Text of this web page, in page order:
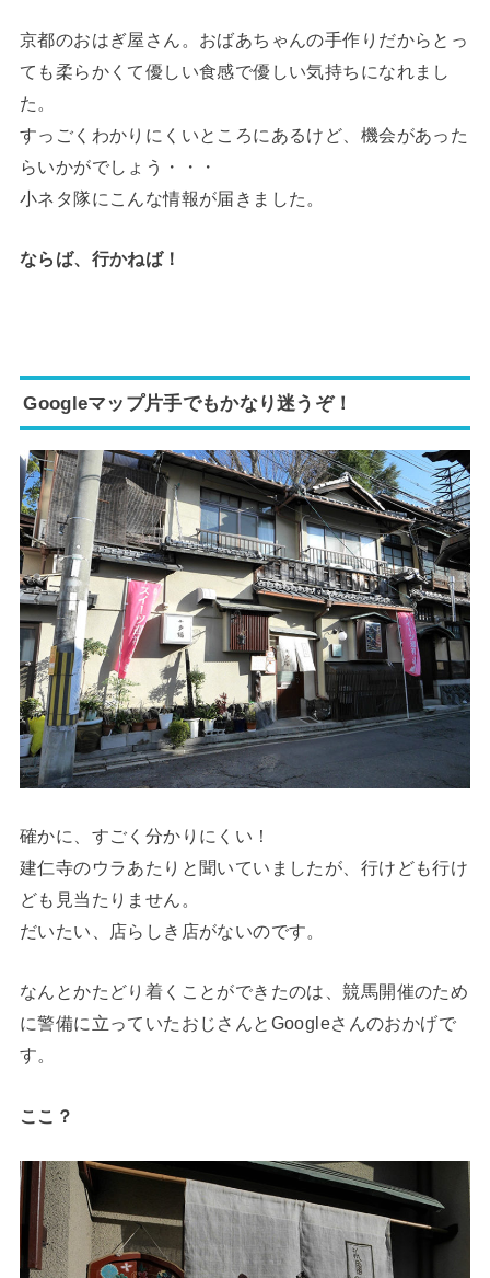
京都のおはぎ屋さん。おばあちゃんの手作りだからとっ
ても柔らかくて優しい食感で優しい気持ちになれまし
た。
すっごくわかりにくいところにあるけど、機会があった
らいかがでしょう・・・
小ネタ隊にこんな情報が届きました。
ならば、行かねば！
Googleマップ片手でもかなり迷うぞ！
確かに、すごく分かりにくい！
建仁寺のウラあたりと聞いていましたが、行けども行け
ども見当たりません。
だいたい、店らしき店がないのです。
なんとかたどり着くことができたのは、競馬開催のため
に警備に立っていたおじさんとGoogleさんのおかげで
す。
ここ？